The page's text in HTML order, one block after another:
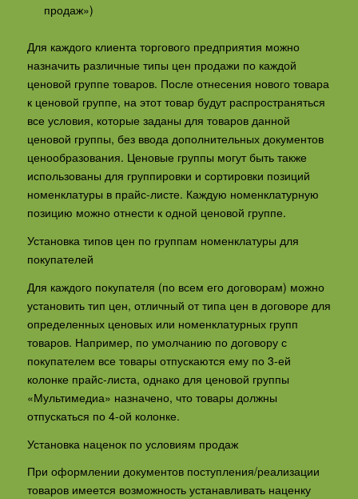
продаж»)
Для каждого клиента торгового предприятия можно
назначить различные типы цен продажи по каждой
ценовой группе товаров. После отнесения нового товара
к ценовой группе, на этот товар будут распространяться
все условия, которые заданы для товаров данной
ценовой группы, без ввода дополнительных документов
ценообразования. Ценовые группы могут быть также
использованы для группировки и сортировки позиций
номенклатуры в прайс-листе. Каждую номенклатурную
позицию можно отнести к одной ценовой группе.
Установка типов цен по группам номенклатуры для
покупателей
Для каждого покупателя (по всем его договорам) можно
установить тип цен, отличный от типа цен в договоре для
определенных ценовых или номенклатурных групп
товаров. Например, по умолчанию по договору с
покупателем все товары отпускаются ему по 3-ей
колонке прайс-листа, однако для ценовой группы
«Мультимедиа» назначено, что товары должны
отпускаться по 4-ой колонке.
Установка наценок по условиям продаж
При оформлении документов поступления/реализации
товаров имеется возможность устанавливать наценку